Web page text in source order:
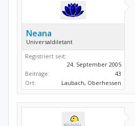
Neana
Universaldiletant
Registriert seit:
24. September 2005
Beiträge:
43
Ort:
Laubach, Oberhessen